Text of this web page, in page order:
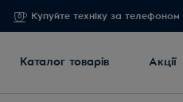
Купуйте техніку за телефоном
Каталог товарів Акції